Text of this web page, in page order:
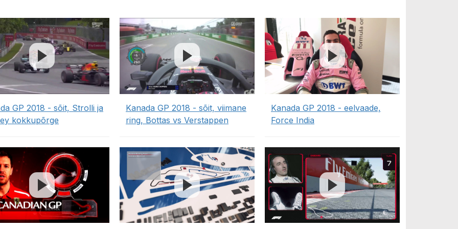
GP 2018 - sõit, Strolli ja
kokkupõrge
Kanada GP 2018 - sõit, viimane
ring, Bottas vs Verstappen
Kanada GP 2018 - eelvaade,
Force India